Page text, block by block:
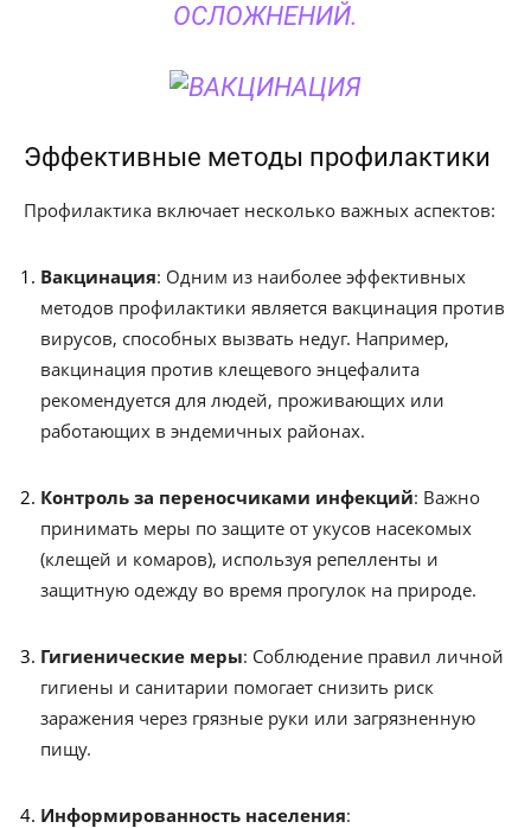
ОСЛОЖНЕНИЙ.
Эффективные методы профилактики
Профилактика включает несколько важных аспектов:
Вакцинация: Одним из наиболее эффективных
методов профилактики является вакцинация против
вирусов, способных вызвать недуг. Например,
вакцинация против клещевого энцефалита
рекомендуется для людей, проживающих или
работающих в эндемичных районах.
Контроль за переносчиками инфекций: Важно
принимать меры по защите от укусов насекомых
(клещей и комаров), используя репелленты и
защитную одежду во время прогулок на природе.
Гигиенические меры: Соблюдение правил личной
гигиены и санитарии помогает снизить риск
заражения через грязные руки или загрязненную
пищу.
Информированность населения: